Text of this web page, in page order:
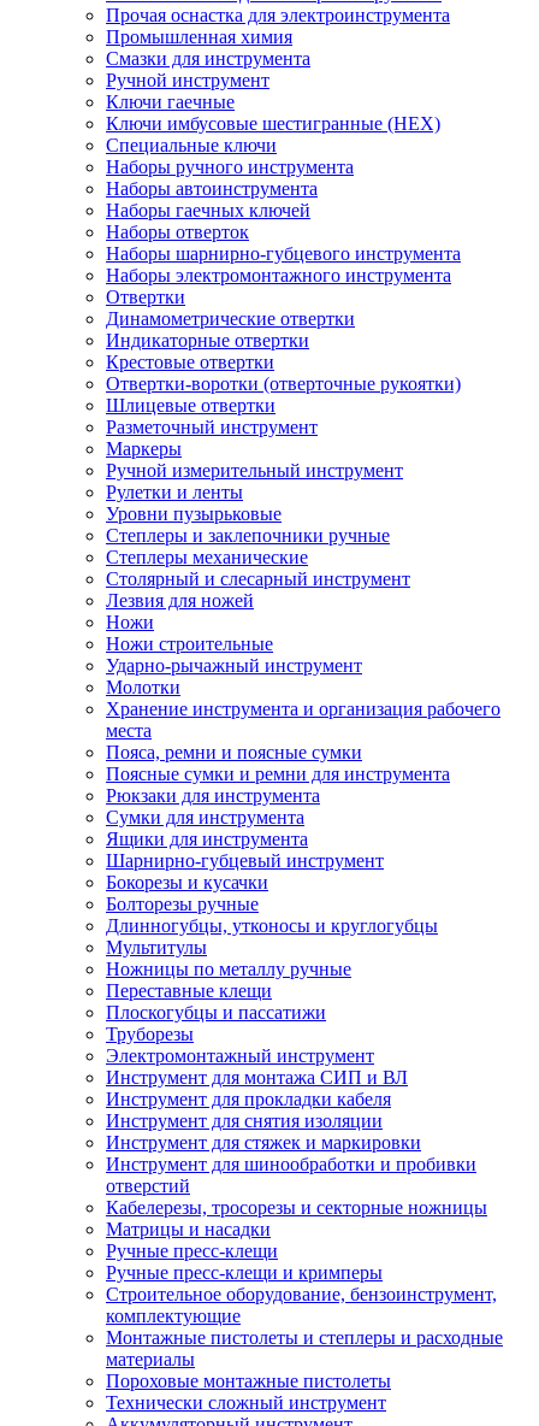
Прочая оснастка для электроинструмента
Промышленная химия
Смазки для инструмента
Ручной инструмент
Ключи гаечные
Ключи имбусовые шестигранные (HEX)
Специальные ключи
Наборы ручного инструмента
Наборы автоинструмента
Наборы гаечных ключей
Наборы отверток
Наборы шарнирно-губцевого инструмента
Наборы электромонтажного инструмента
Отвертки
Динамометрические отвертки
Индикаторные отвертки
Крестовые отвертки
Отвертки-воротки (отверточные рукоятки)
Шлицевые отвертки
Разметочный инструмент
Маркеры
Ручной измерительный инструмент
Рулетки и ленты
Уровни пузырьковые
Степлеры и заклепочники ручные
Степлеры механические
Столярный и слесарный инструмент
Лезвия для ножей
Ножи
Ножи строительные
Ударно-рычажный инструмент
Молотки
Хранение инструмента и организация рабочего
места
Пояса, ремни и поясные сумки
Поясные сумки и ремни для инструмента
Рюкзаки для инструмента
Сумки для инструмента
Ящики для инструмента
Шарнирно-губцевый инструмент
Бокорезы и кусачки
Болторезы ручные
Длинногубцы, утконосы и круглогубцы
Мультитулы
Ножницы по металлу ручные
Переставные клещи
Плоскогубцы и пассатижи
Труборезы
Электромонтажный инструмент
Инструмент для монтажа СИП и ВЛ
Инструмент для прокладки кабеля
Инструмент для снятия изоляции
Инструмент для стяжек и маркировки
Инструмент для шинообработки и пробивки
отверстий
Кабелерезы, тросорезы и секторные ножницы
Матрицы и насадки
Ручные пресс-клещи
Ручные пресс-клещи и кримперы
Строительное оборудование, бензоинструмент,
комплектующие
Монтажные пистолеты и степлеры и расходные
материалы
Пороховые монтажные пистолеты
Технически сложный инструмент